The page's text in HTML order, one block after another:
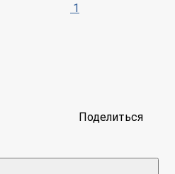
1
Поделиться